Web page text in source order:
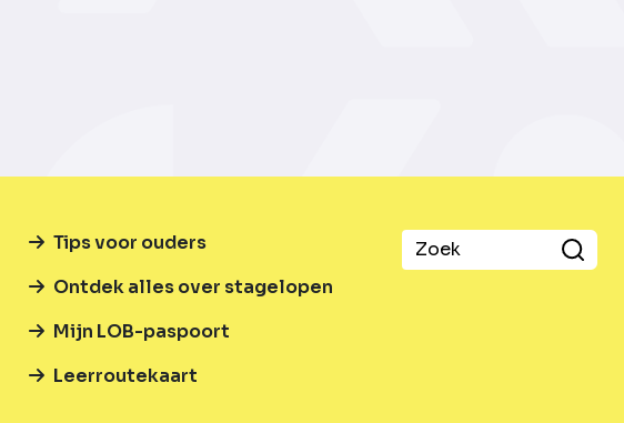
Tips voor ouders
Ontdek alles over stagelopen
Mijn LOB-paspoort
Leerroutekaart